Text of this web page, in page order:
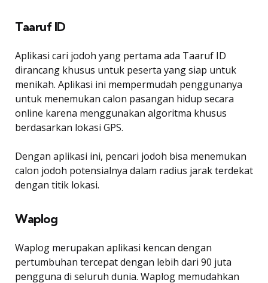
Taaruf ID
Aplikasi cari jodoh yang pertama ada Taaruf ID
dirancang khusus untuk peserta yang siap untuk
menikah. Aplikasi ini mempermudah penggunanya
untuk menemukan calon pasangan hidup secara
online karena menggunakan algoritma khusus
berdasarkan lokasi GPS.
Dengan aplikasi ini, pencari jodoh bisa menemukan
calon jodoh potensialnya dalam radius jarak terdekat
dengan titik lokasi.
Waplog
Waplog merupakan aplikasi kencan dengan
pertumbuhan tercepat dengan lebih dari 90 juta
pengguna di seluruh dunia. Waplog memudahkan